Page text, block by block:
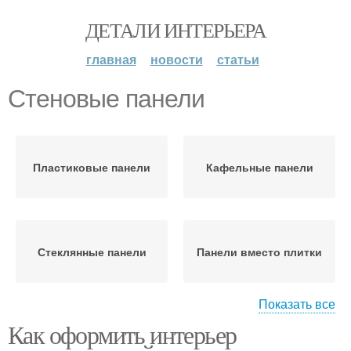
ДЕТАЛИ ИНТЕРЬЕРА
главная новости статьи
Стеновые панели
Пластиковые панели Кафельные панели
Стеклянные панели Панели вместо плитки
Панели на стену Панели на потолок
Показать все
Как оформить интерьер